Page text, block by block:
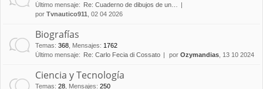
Último mensaje:
Re: Cuaderno de dibujos de un…
por Tvnautico911 , 02 04 2026
Biografías
Temas: 368 Mensajes: 1762
Último mensaje:
Re: Carlo Fecia di Cossato por Ozymandias , 13 10 2024
Ciencia y Tecnología
Temas: 28 Mensajes: 250